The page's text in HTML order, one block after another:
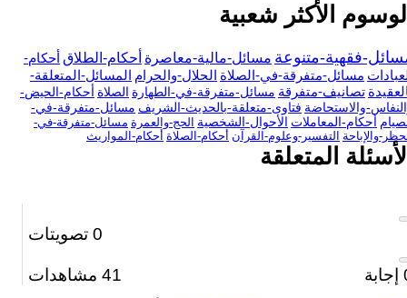
الأكثر شعبية
فقهية-متنوعة مسائل-مالية-معاصرة أحكام-الطلاق أحكام-
مسائل-متفرقة-في-الصلاة الحلال-والحرام المسائل-المتعلقة-
تصانيف-متفرقة مسائل-متفرقة-في-الطهارة الصلاة أحكام-الحيض-
والاستحاضة فتاوى-متعلقة-بالحديث-الشريف مسائل-متفرقة-في-
أحكام-المعاملات الأحوال-الشخصية الحج-والعمرة مسائل-متفرقة-في-
والإباحة التفسير-وعلوم-القرآن أحكام-الصلاة أحكام-المواريث
المتعلقة
0 تصويتات
إجابة 41 مشاهدات